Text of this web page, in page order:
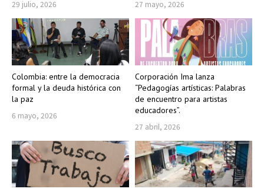
29 julio, 2026 27 mayo, 2026
Colombia: entre la democracia
formal y la deuda histórica con
la paz
6 mayo, 2026
Corporación Ima lanza
“Pedagogías artísticas: Palabras
de encuentro para artistas
educadores”.
27 abril, 2026